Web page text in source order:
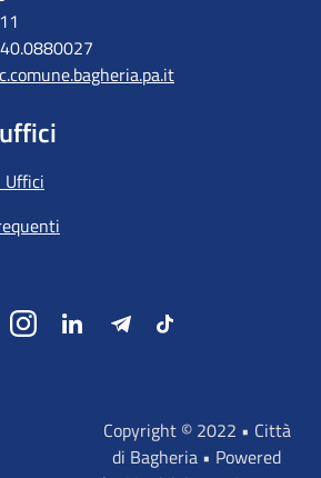
YoutubeInstagramLinkedIn TelegramTiktok
Copyright © 2022 • Città
di Bagheria • Powered